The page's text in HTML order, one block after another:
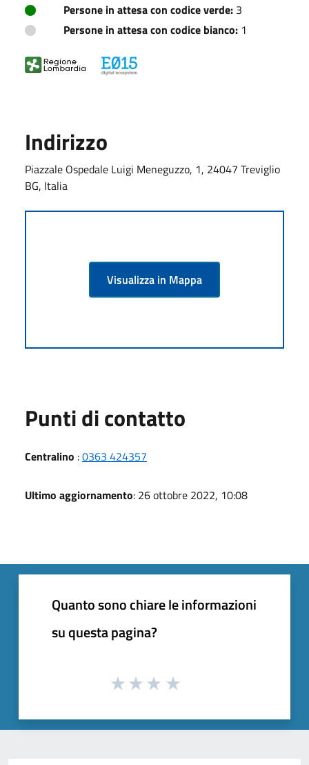
Persone in attesa con codice verde: 3
Persone in attesa con codice bianco: 1
Indirizzo
Piazzale Ospedale Luigi Meneguzzo, 1, 24047 Treviglio
BG, Italia
Visualizza in Mappa
Punti di contatto
Centralino :0363 424357
Ultimo aggiornamento: 26 ottobre 2022, 10:08
Quanto sono chiare le informazioni
su questa pagina?